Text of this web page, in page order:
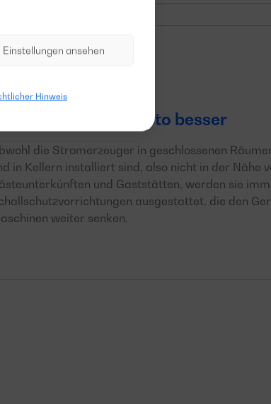
Einstellungen ansehen
Hinweis
Je weniger Lärm, desto besser
die Stromerzeuger in geschlossenen
in Kellern installiert sind, also nicht in der Nähe
und Gaststätten, werden sie
ausgestattet, die den
weiter senken.